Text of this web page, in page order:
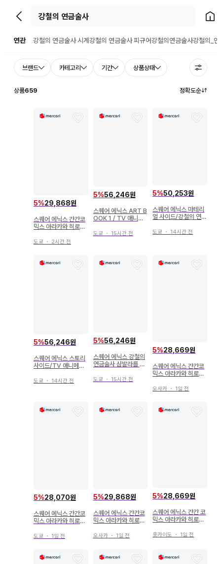
뒤로가기 홈으
연관 강철의 연금술사 시계 강철의 연금술사 피규어강철의연금술사강철의_
브랜드 카테고리 기간 상품상태
상품659 정확도순
5%29,868원
스퀘어 에닉스 간간코
믹스 아라카와 히로시
도쿄 ・ 2시간 전
5%56,246원
스퀘어 에닉스 ART B
OOK 1 / TV 애니메
도쿄 ・ 15시간 전
5%50,253원
스퀘어 에닉스 마테리
얼 사이드/강철의 연금
비 포함)
도쿄 ・ 14시간 전
5%56,246원
스퀘어 에닉스 스토리
사이드/TV 애니메이
플리트 북 (띠 포함)
도쿄 ・ 14시간 전
5%56,246원
스퀘어 에닉스 강철의
연금술사 샴발라를 정
CinemaGuide (오비
도쿄 ・ 15시간 전
5%28,669원
스퀘어 에닉스 간간코
믹스 아라카와 히로시
오사카 ・ 1일 전
5%28,070원
스퀘어 에닉스 간간코
믹스 아라카와 히로시
도쿄 ・ 1일 전
5%29,868원
스퀘어 에닉스 간간코
믹스 아라카와 히로시
오사카・ 1일 전
5%28,669원
스퀘어 에닉스 간간 코
믹스 아라카와 히로시
권 이미지는 참고 이미
홋카이도 ・ 1일 전